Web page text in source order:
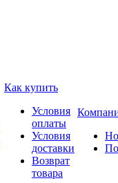
Как купить
Условия
оплаты
Условия
доставки
Возврат
товара